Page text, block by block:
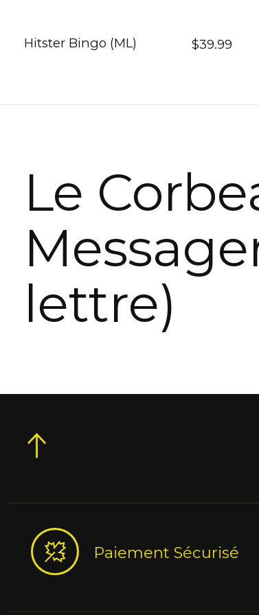
Hitster Bingo (ML) $39.99
Le
lettre)
Paiement Sécurisé